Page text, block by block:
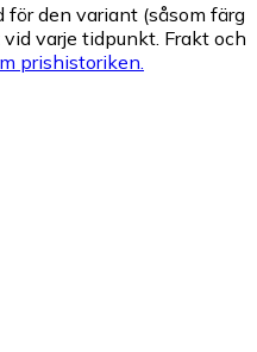
för den variant (såsom färg
varje tidpunkt. Frakt och
prishistoriken.